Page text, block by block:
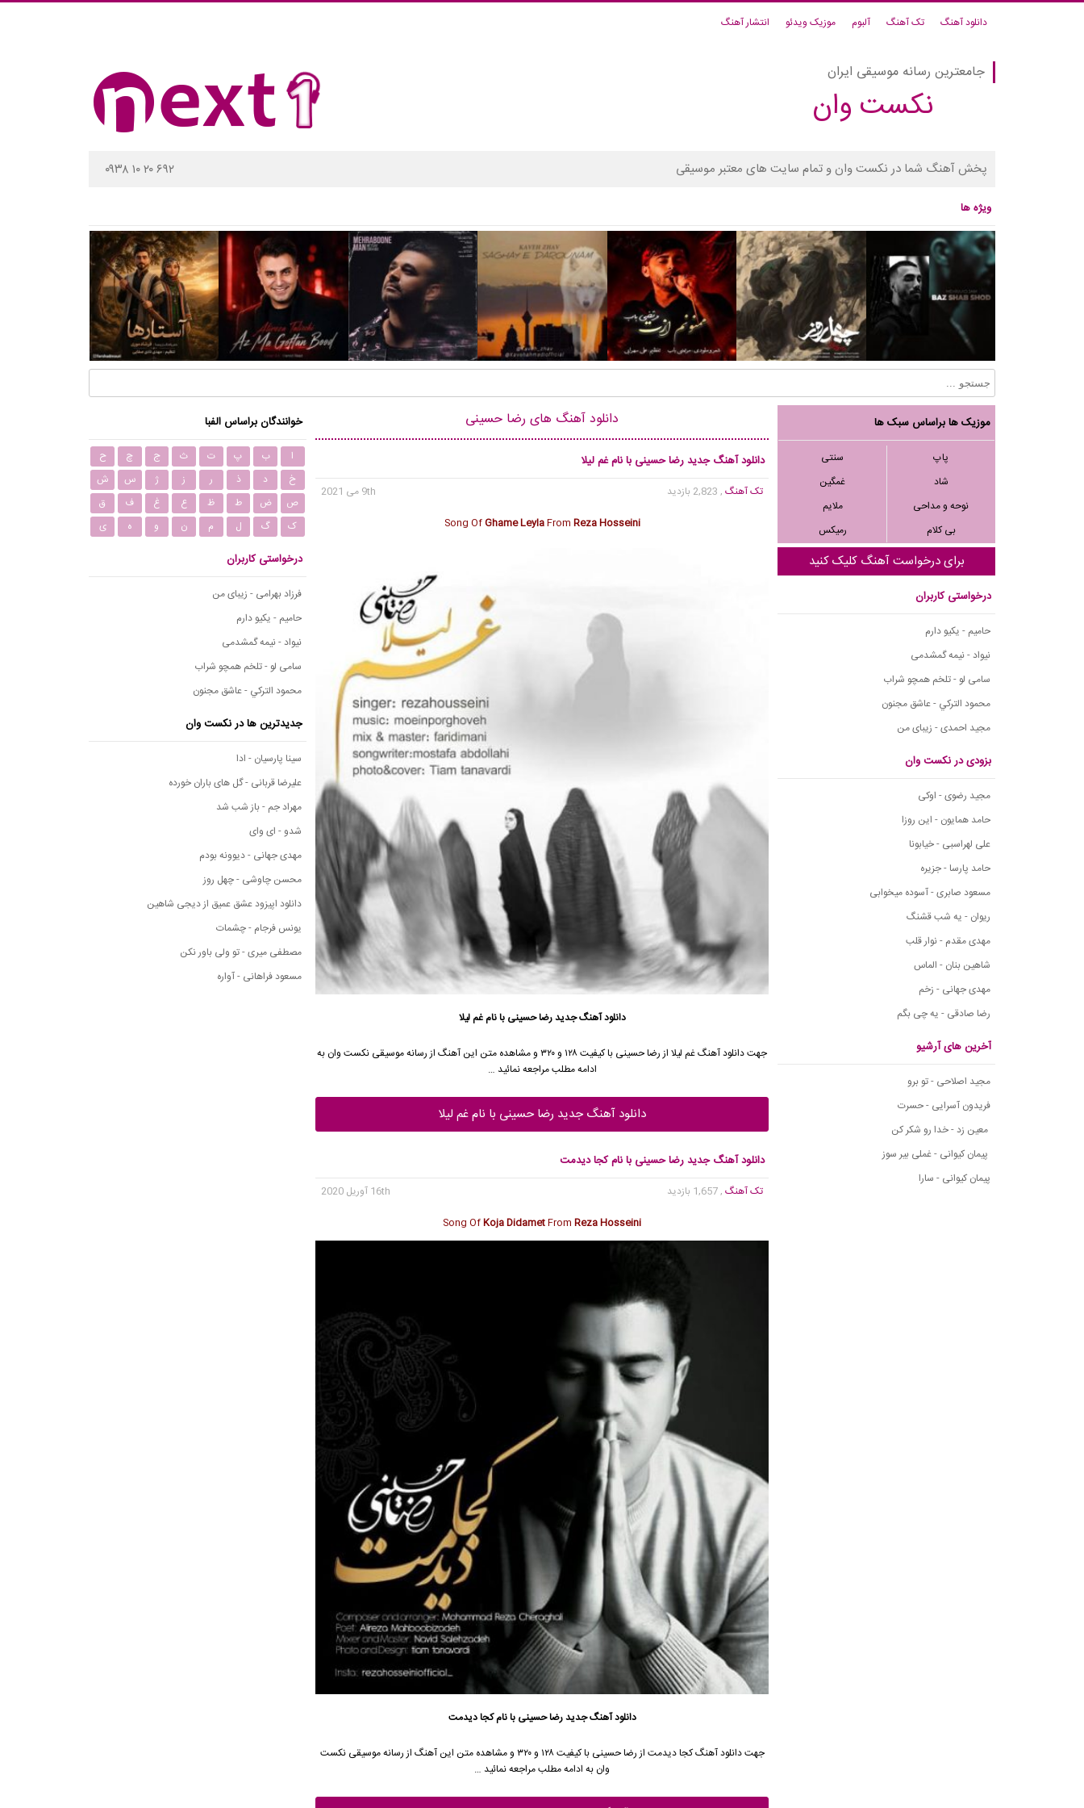
دانلود آهنگ تک آهنگ آلبوم موزیک ویدئو انتشار آهنگ
جامعترین رسانه موسیقی ایران
نکست وان
پخش آهنگ شما در نکست وان و تمام سایت های معتبر موسیقی ۰۹۳۸ ۱۰ ۲۰ ۶۹۲
ویژه ها
موزیک ها براساس سبک ها
پاپ
سنتی
شاد
غمگین
نوحه و مداحی
ملایم
بی کلام
رمیکس
برای درخواست آهنگ کلیک کنید
درخواستی کاربران
حامیم - یکیو دارم
نیواد - نیمه گمشدمی
سامی لو - تلخم همچو شراب
محمود التركي - عاشق مجنون
مجید احمدی - زیبای من
بزودی در نکست وان
مجید رضوی - اوکی
حامد همایون - این روزا
علی لهراسبی - خیابونا
حامد پارسا - جزیره
مسعود صابری - آسوده میخوابی
ریوان - یه شب قشنگ
مهدی مقدم - نوار قلب
شاهین بنان - الماس
مهدی جهانی - زخم
رضا صادقی - یه چی بگم
آخرین های آرشیو
مجید اصلاحی - تو برو
فریدون آسرایی - حسرت
معین زد - خدا رو شکر کن
پیمان کیوانی - غملی بیر سوز
پیمان کیوانی - سارا
دانلود آهنگ های رضا حسینی
دانلود آهنگ جدید رضا حسینی با نام غم لیلا
تک آهنگ, 2,823 بازدید
9th می 2021
Song OfGhame LeylaFrom Reza Hosseini
دانلود آهنگ جدیدرضا حسینی با نام غم لیلا
جهت دانلود آهنگ غم لیلا از رضا حسینی
با کیفیت ۱۲۸ و ۳۲۰ و مشاهده متن این آهنگ از رسانه موسیقی نکست وان به
ادامه مطلب مراجعه نمائید …
دانلود آهنگ جدید رضا حسینی با نام غم لیلا
دانلود آهنگ جدید رضا حسینی با نام کجا دیدمت
تک آهنگ, 1,657 بازدید
16th آوریل 2020
Song OfKoja DidametFromReza Hosseini
دانلود آهنگ جدیدرضا حسینی با نام کجا دیدمت
جهت دانلود آهنگ کجا دیدمت از رضا حسینی با کیفیت ۱۲۸ و ۳۲۰ و مشاهده متن این آهنگ از رسانه موسیقی نکست
وان به ادامه مطلب مراجعه نمائید …
خوانندگان براساس الفبا
ا ب پ ت ث ج چ
ح
خ
د ذ ر ز ژ س
ش
ص
ض ط ظ ع غ ف
ق
ک
گ ل م ن و ه ی
درخواستی کاربران
فرزاد بهرامی - زیبای من
حامیم - یکیو دارم
نیواد - نیمه گمشدمی
سامی لو - تلخم همچو شراب
محمود التركي - عاشق مجنون
جدیدترین ها در نکست وان
سینا پارسیان - ادا
علیرضا قربانی - گل های باران خورده
مهراد جم - باز شب شد
شدو - ای وای
مهدی جهانی - دیوونه بودم
محسن چاوشی - چهل روز
دانلود اپیزود عشق عمیق از دیجی شاهین
یونس فرجام - چشمات
مصطفی میری - تو ولی باور نکن
مسعود فراهانی - آواره